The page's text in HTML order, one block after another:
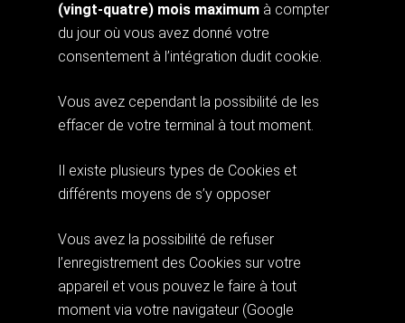
(vingt-quatre) mois maximum à compter
du jour où vous avez donné votre
consentement à l’intégration dudit cookie.
Vous avez cependant la possibilité de les
effacer de votre terminal à tout moment.
Il existe plusieurs types de Cookies et
différents moyens de s’y opposer
Vous avez la possibilité de refuser
l’enregistrement des Cookies sur votre
appareil et vous pouvez le faire à tout
moment via votre navigateur (Google